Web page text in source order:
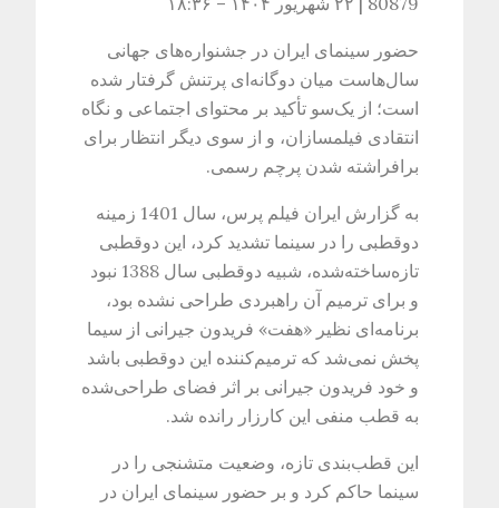
حضور سینمای ایران در جشنواره‌های جهانی
سال‌هاست میان دوگانه‌ای پرتنش گرفتار شده
است؛ از یک‌سو تأکید بر محتوای اجتماعی و نگاه
انتقادی فیلمسازان، و از سوی دیگر انتظار برای
برافراشته شدن پرچم رسمی.
به گزارش ایران فیلم پرس، سال 1401 زمینه
دوقطبی را در سینما تشدید کرد، این دوقطبی
تازه‌ساخته‌شده، شبیه دوقطبی سال 1388 نبود
و برای ترمیم آن راهبردی طراحی نشده بود،
برنامه‌ای نظیر «هفت» فریدون جیرانی از سیما
پخش نمی‌شد که ترمیم‌کننده این دوقطبی باشد
و خود فریدون جیرانی بر اثر فضای طراحی‌شده
به قطب منفی این کارزار رانده ‌شد.
این قطب‌بندی تازه، وضعیت متشنجی را در
سینما حاکم کرد و بر حضور سینمای ایران در